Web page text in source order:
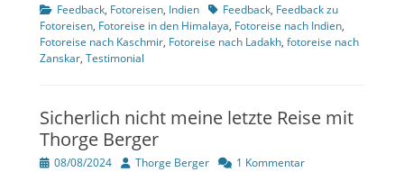
Kategorien
Feedback, Fotoreisen, Indien TagsFeedback, Feedback zu
Fotoreisen, Fotoreise in den Himalaya, Fotoreise nach Indien,
Fotoreise nach Kaschmir, Fotoreise nach Ladakh, fotoreise nach
Zanskar, Testimonial
Sicherlich nicht meine letzte Reise mit
Thorge Berger
Veröffentlicht
08/08/2024 Author
Thorge Berger 1 Kommentar